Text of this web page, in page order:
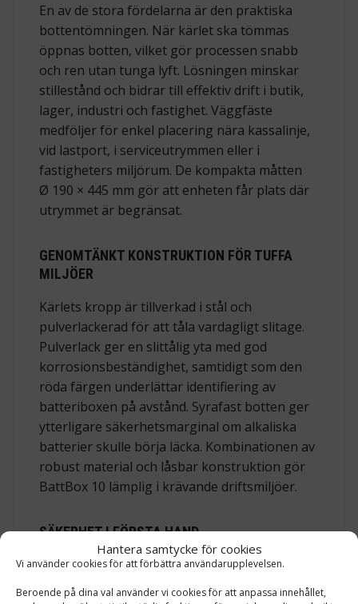
Hantera samtycke för cookies
Vi använder cookies för att förbättra användarupplevelsen.
Beroende på dina val använder vi cookies för att anpassa innehållet,
En av de stora fördelarna är den praktiska
bottentömningen. När kärlet ska tömmas
öppnas botten, vilket gör processen snabb
och ren utan tunga lyft. Lösningen minskar
stillestånd och bidrar till effektiv drift i butik,
lager, industri och fastighet. Väggfäste
medföljer för enkel placering nära kassalinje,
vid lastport, i serviceutrymmen eller i
fastigheters miljörum. De kompakta måtten
Ø 190 × 445 mm gör att enheten får plats där
utrymmet är begränsat.
GENOMTÄNKT KONSTRUKTION FÖR TUFFA
MILJÖER
Kärlets kropp är tillverkad i stål och
pulverlackerad för att tåla vardagligt slitage.
Pulverlack ger en slittålig yta med god
korrosionsbeständighet, samtidigt som den
röda färgen underlättar identifiering av
batteriboxen på avstånd. Syrafast botten ger
ytterligare säkerhetsmarginal om alkaliska
batterier skulle börja läcka. Kombinationen av
robust material och låsbar konstruktion gör
BattBox 10 lämplig i krävande driftsmiljöer.
SÄKERHET I FÖRSTA HAND
Den låsbara luckan med trekantslås
begränsar åtkomst till innehållet och minskar